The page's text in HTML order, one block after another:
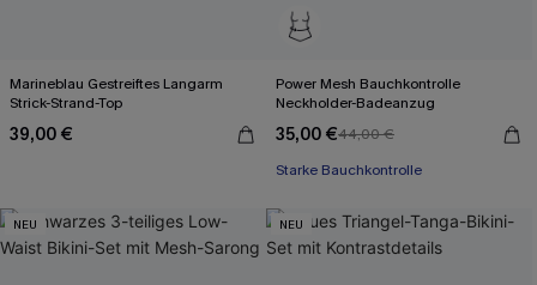
Marineblau Gestreiftes Langarm
Strick-Strand-Top
39,00 €
Power Mesh Bauchkontrolle
Neckholder-Badeanzug
35,00 €44,00 €
Starke Bauchkontrolle
NEU NEU